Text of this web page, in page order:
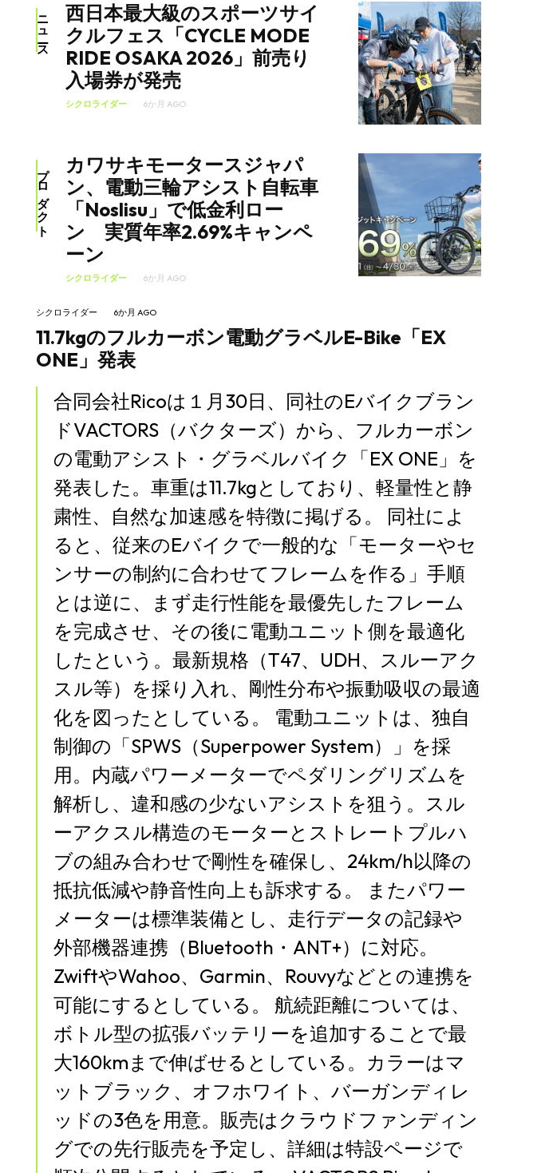
ニュース
西日本最大級のスポーツサイ
クルフェス「CYCLE MODE
RIDE OSAKA 2026」前売り
入場券が発売
シクロライダー 6か月 AGO
プロダクト
カワサキモータースジャパ
ン、電動三輪アシスト自転車
「Noslisu」で低金利ロー
ン 実質年率2.69%キャンペ
ーン
シクロライダー 6か月 AGO
シクロライダー 6か月 AGO
11.7kgのフルカーボン電動グラベルE-Bike「EX
ONE」発表
合同会社Ricoは１月30日、同社のEバイクブラン
ドVACTORS（バクターズ）から、フルカーボン
の電動アシスト・グラベルバイク「EX ONE」を
発表した。車重は11.7kgとしており、軽量性と静
粛性、自然な加速感を特徴に掲げる。 同社によ
ると、従来のEバイクで一般的な「モーターやセ
ンサーの制約に合わせてフレームを作る」手順
とは逆に、まず走行性能を最優先したフレーム
を完成させ、その後に電動ユニット側を最適化
したという。最新規格（T47、UDH、スルーアク
スル等）を採り入れ、剛性分布や振動吸収の最適
化を図ったとしている。 電動ユニットは、独自
制御の「SPWS（Superpower System）」を採
用。内蔵パワーメーターでペダリングリズムを
解析し、違和感の少ないアシストを狙う。スル
ーアクスル構造のモーターとストレートプルハ
ブの組み合わせで剛性を確保し、24km/h以降の
抵抗低減や静音性向上も訴求する。 またパワー
メーターは標準装備とし、走行データの記録や
外部機器連携（Bluetooth・ANT+）に対応。
ZwiftやWahoo、Garmin、Rouvyなどとの連携を
可能にするとしている。 航続距離については、
ボトル型の拡張バッテリーを追加することで最
大160kmまで伸ばせるとしている。カラーはマ
ットブラック、オフホワイト、バーガンディレ
ッドの3色を用意。販売はクラウドファンディン
グでの先行販売を予定し、詳細は特設ページで